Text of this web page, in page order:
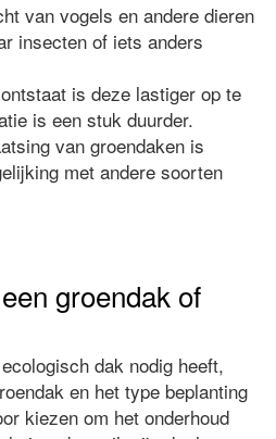
van vogels en andere dieren
insecten of iets anders
is deze lastiger op te
is een stuk duurder.
van groendaken is
met andere soorten
groendak of
dak nodig heeft,
en het type beplanting
kiezen om het onderhoud